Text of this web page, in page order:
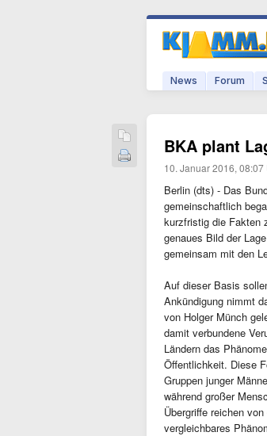
News Forum
BKA plant
10. Januar 2016, 08:07
Berlin (dts) - Das
gemeinschaftlich
kurzfristig die Fakten
genaues Bild der
gemeinsam mit den
Auf dieser Basis
Ankündigung nimmt
von Holger Münch
damit verbundene
Ländern das
Öffentlichkeit. Diese
Gruppen junger
während großer
Übergriffe reichen
vergleichbares